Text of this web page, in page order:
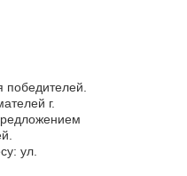
победителей.
г.
ул.